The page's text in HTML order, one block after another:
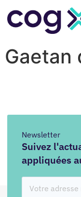
Gaetan
Newsletter
Suivez
appliquées